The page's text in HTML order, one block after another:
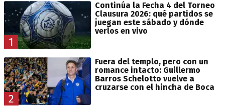
1
Continúa la Fecha 4 del Torneo
Clausura 2026: qué partidos se
juegan este sábado y dónde
verlos en vivo
2
Fuera del templo, pero con un
romance intacto: Guillermo
Barros Schelotto vuelve a
cruzarse con el hincha de Boca